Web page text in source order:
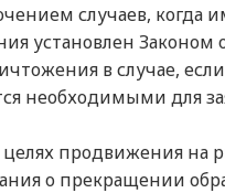
случаев, когда
установлен Законом
в случае,
необходимыми для
продвижения на
о прекращении